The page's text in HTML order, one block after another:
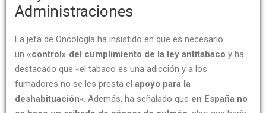
Administraciones
La jefa de Oncología ha insistido en que es necesario
un «control» del cumplimiento de la ley antitabaco y ha
destacado que «el tabaco es una adicción y a los
fumadores no se les presta el apoyo para la
deshabituación«. Además, ha señalado que en España no